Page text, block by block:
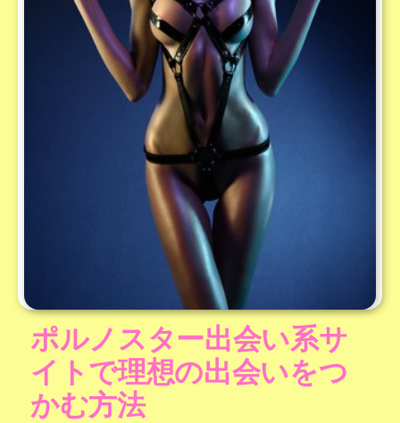
ポルノスター出会い系サ
イトで理想の出会いをつ
かむ方法